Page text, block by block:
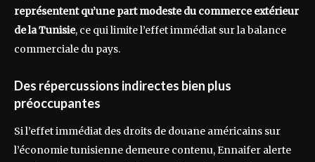
représentent qu’une part modeste du commerce extérieur
de la Tunisie, ce qui limite l’effet immédiat sur la balance
commerciale du pays.
Des répercussions indirectes bien plus
préoccupantes
Si l’effet immédiat des droits de douane américains sur
l’économie tunisienne demeure contenu, Ennaifer alerte